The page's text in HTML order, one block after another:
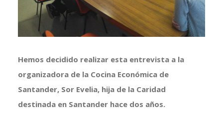
Hemos decidido realizar esta entrevista a la
organizadora de la Cocina Económica de
Santander, Sor Evelia, hija de la Caridad
destinada en Santander hace dos años.